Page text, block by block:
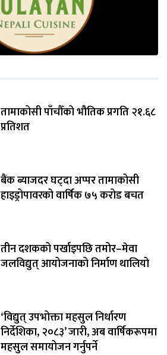
तामाकोसी पाँचौँको भौतिक प्रगति २१.६८
प्रतिशत
बैंक ब्याजदर घट्दा अप्पर तामाकोसी
हाइड्रोपावरको वार्षिक ७५ करोड बचत
तीन दशकको पर्खाइपछि तमोर–मेवा
जलविद्युत् आयोजनाको निर्माण थालियो
‘विद्युत् उपभोक्ता महसुल निर्धारण
निर्देशिका, २०८३’ जारी, अब वार्षिकरूपमा
महसुल समायोजन गर्नुपर्ने